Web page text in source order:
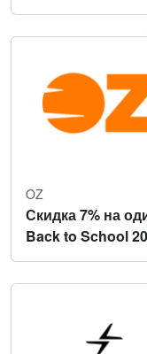
OZ
Скидка 7% на
Back to School